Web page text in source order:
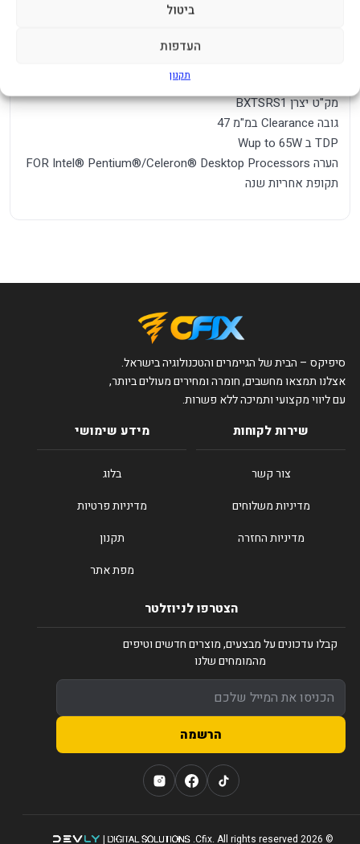
ביטול
העדפות
תקנון
מק"ט יצרן BXTSRS1
גובה Clearance במ"מ 47
TDP ב Wup to 65W
הערה FOR Intel® Pentium®/Celeron® Desktop Processors
תקופת אחריות שנה
סיפיקס – הבית של הגיימרים והטכנולוגיה בישראל.
אצלנו תמצאו מחשבים, חומרה ומחירים מעולים ביותר,
עם ליווי מקצועי ותמיכה ללא פשרות.
שירות לקוחות
צור קשר
מדיניות משלוחים
מדיניות החזרה
מידע שימושי
בלוג
מדיניות פרטיות
תקנון
מפת אתר
הצטרפו לניוזלטר
קבלו עדכונים על מבצעים, מוצרים חדשים וטיפים
מהמומחים שלנו
הרשמה
© 2026 Cfix. All rights reserved.